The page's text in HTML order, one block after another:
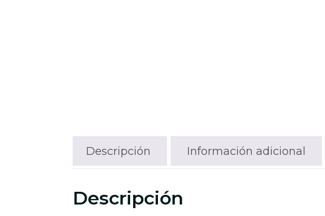
Descripción Información adicional
Descripción